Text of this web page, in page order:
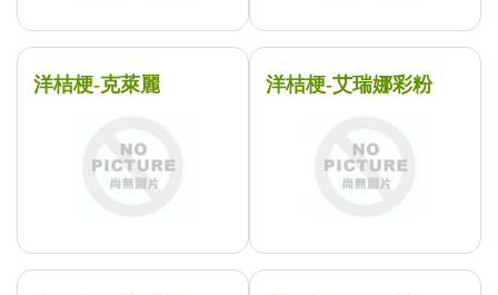
洋桔梗-克萊麗 洋桔梗-艾瑞娜彩粉